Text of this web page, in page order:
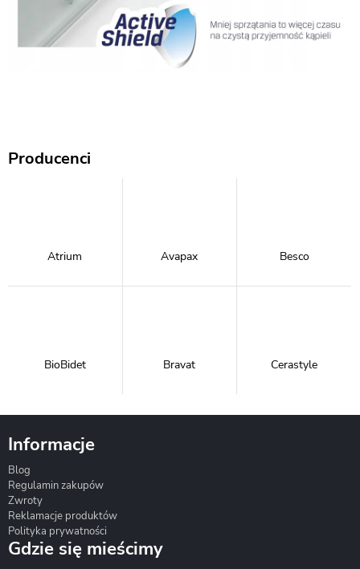
Producenci
Atrium Avapax Besco
BioBidet Bravat Cerastyle
Informacje
Blog
Regulamin zakupów
Zwroty
Reklamacje produktów
Polityka prywatności
Gdzie się mieścimy